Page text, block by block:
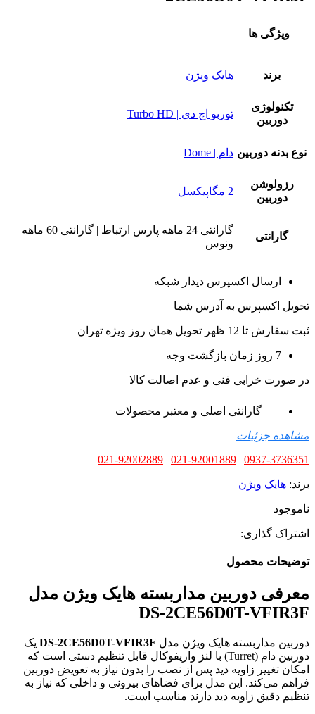
ویژگی ها
برند هایک ویژن
تکنولوژی
دوربین
توربو اچ دی | Turbo HD
نوع بدنه دوربین دام | Dome
رزولوشن
دوربین
2 مگاپیکسل
گارانتی
گارانتی 24 ماهه پارس ارتباط | گارانتی 60 ماهه
ونوس
ارسال اکسپرس دیدار شبکه
تحویل اکسپرس به آدرس شما
ثبت سفارش تا 12 ظهر تحویل همان روز ویژه تهران
7 روز زمان بازگشت وجه
در صورت خرابی فنی و عدم اصالت کالا
گارانتی اصلی و معتبر محصولات
مشاهده جزئیات
0937-3736351
|
021-92001889
|
021-92002889
برند: هایک ویژن
ناموجود
اشتراک گذاری:
توضیحات محصول
معرفی دوربین مداربسته هایک ویژن مدل
DS-2CE56D0T-VFIR3F
دوربین مداربسته هایک ویژن مدل DS-2CE56D0T-VFIR3F یک
دوربین دام (Turret) با لنز واریفوکال قابل تنظیم دستی است که
امکان تغییر زاویه دید پس از نصب را بدون نیاز به تعویض دوربین
فراهم می‌کند. این مدل برای فضاهای بیرونی و داخلی که نیاز به
تنظیم دقیق زاویه دید دارند مناسب است.